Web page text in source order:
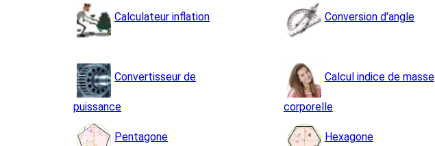
Calculateur inflation Conversion d'angle
Convertisseur de
puissance
Calcul indice de masse
corporelle
Pentagone Hexagone